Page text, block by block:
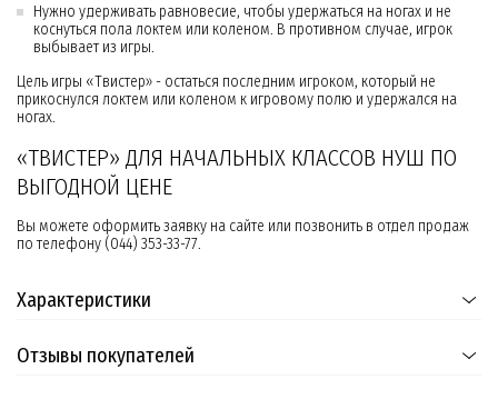
Нужно удерживать равновесие, чтобы удержаться на ногах и не
коснуться пола локтем или коленом. В противном случае, игрок
выбывает из игры.
Цель игры «Твистер» - остаться последним игроком, который не
прикоснулся локтем или коленом к игровому полю и удержался на
ногах.
«ТВИСТЕР» ДЛЯ НАЧАЛЬНЫХ КЛАССОВ НУШ ПО
ВЫГОДНОЙ ЦЕНЕ
Вы можете оформить заявку на сайте или позвонить в отдел продаж
по телефону (044) 353-33-77.
Характеристики
Отзывы покупателей